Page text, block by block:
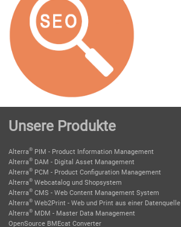
Unsere Produkte
Alterra® PIM - Product Information Management
Alterra® DAM - Digital Asset Management
Alterra® PCM - Product Configuration Management
Alterra® Webcatalog und Shopsystem
Alterra® CMS - Web Content Management System
Alterra® Web2Print - Web und Print aus einer Datenquelle
Alterra® MDM - Master Data Management
OpenSource BMEcat Converter